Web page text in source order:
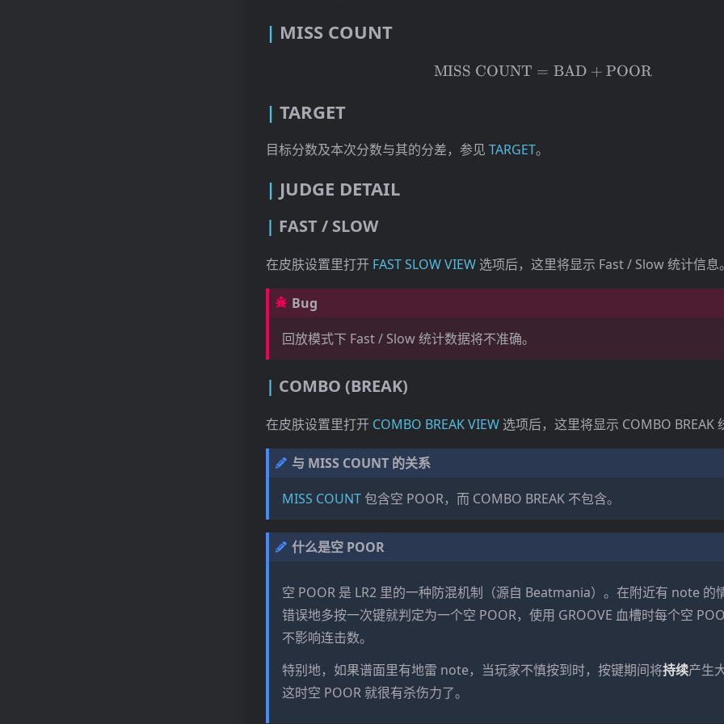
MISS COUNT
\mathrm{MISS\
MISS COUNT = BAD + POOR
TARGET
目标分数及本次分数与其的分差，参见 TARGET。
JUDGE DETAIL
FAST / SLOW
在皮肤设置里打开 FAST SLOW VIEW选项后，这里将显示 Fast / Slow 统计信息。
Bug
回放模式下 Fast / Slow 统计数据将不准确。
COMBO (BREAK)
在皮肤设置里打开 COMBO BREAK VIEW选项后，这里将显示 COMBO BREAK
与 MISS COUNT 的关系
MISS COUNT包含空 POOR，而 COMBO BREAK 不包含。
什么是空 POOR
空 POOR 是 LR2 里的一种防混机制（源自 Beatmania）。在附近有 note 的
错误地多按一次键就判定为一个空 POOR，使用 GROOVE 血槽时每个空
不影响连击数。
特别地，如果谱面里有地雷 note，当玩家不慎按到时，按键期间将持续产生
这时空 POOR 就很有杀伤力了。